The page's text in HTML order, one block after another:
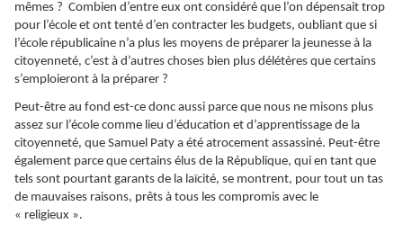
mêmes ? Combien d’entre eux ont considéré que l’on dépensait trop
pour l’école et ont tenté d’en contracter les budgets, oubliant que si
l’école républicaine n’a plus les moyens de préparer la jeunesse à la
citoyenneté, c’est à d’autres choses bien plus délétères que certains
s’emploieront à la préparer ?
Peut-être au fond est-ce donc aussi parce que nous ne misons plus
assez sur l’école comme lieu d’éducation et d’apprentissage de la
citoyenneté, que Samuel Paty a été atrocement assassiné. Peut-être
également parce que certains élus de la République, qui en tant que
tels sont pourtant garants de la laïcité, se montrent, pour tout un tas
de mauvaises raisons, prêts à tous les compromis avec le
« religieux ».